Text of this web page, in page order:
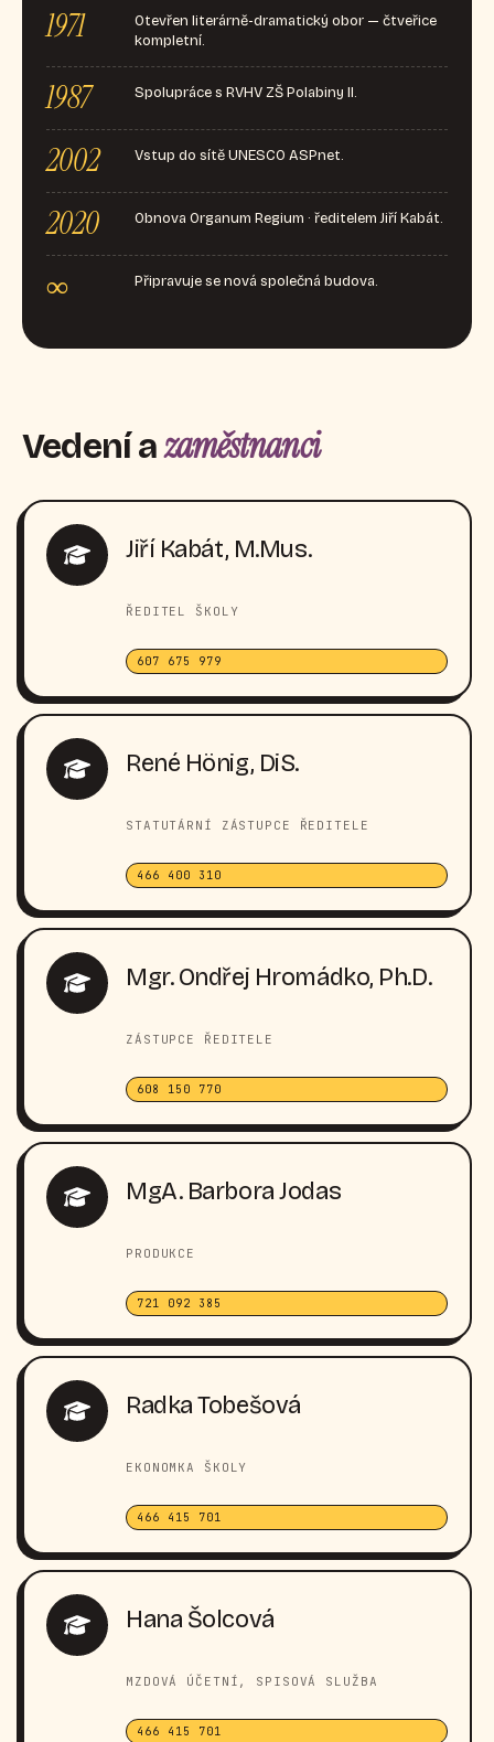
1971
Otevřen literárně-dramatický obor — čtveřice
kompletní.
1987 Spolupráce s RVHV ZŠ Polabiny II.
2002 Vstup do sítě UNESCO ASPnet.
2020 Obnova Organum Regium · ředitelem Jiří Kabát.
∞ Připravuje se nová společná budova.
Vedení azaměstnanci
Jiří Kabát, M.Mus.
ŘEDITEL ŠKOLY
607 675 979
René Hönig, DiS.
STATUTÁRNÍ ZÁSTUPCE ŘEDITELE
466 400 310
Mgr. Ondřej Hromádko, Ph.D.
ZÁSTUPCE ŘEDITELE
608 150 770
MgA. Barbora Jodas
PRODUKCE
721 092 385
Radka Tobešová
EKONOMKA ŠKOLY
466 415 701
Hana Šolcová
MZDOVÁ ÚČETNÍ, SPISOVÁ SLUŽBA
466 415 701